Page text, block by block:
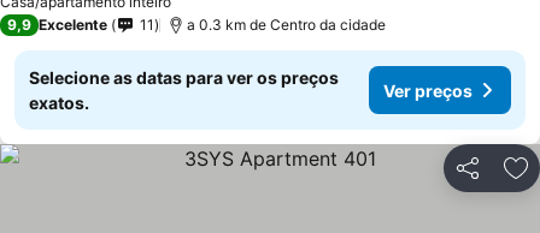
9,9 Excelente 11 a 0.3 km de Centro da cidade
Selecione as datas para ver os preços
exatos.
Ver preços
Partilhar